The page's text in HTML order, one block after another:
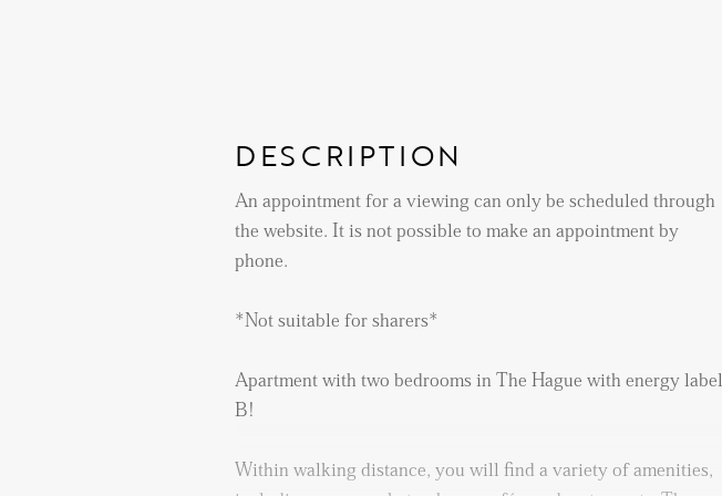
DESCRIPTION
An appointment for a viewing can only be scheduled through
the website. It is not possible to make an appointment by
phone.
*Not suitable for sharers*
Apartment with two bedrooms in The Hague with energy label
B!
Within walking distance, you will find a variety of amenities,